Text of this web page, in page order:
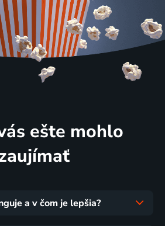
ešte mohlo
a v čom je lepšia?